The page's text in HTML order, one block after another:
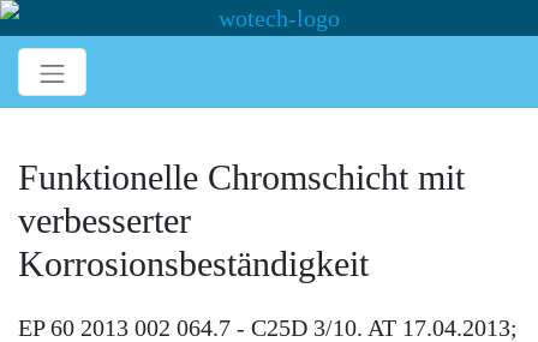
Funktionelle Chromschicht mit
verbesserter
Korrosionsbeständigkeit
EP 60 2013 002 064.7 - C25D 3/10. AT 17.04.2013;